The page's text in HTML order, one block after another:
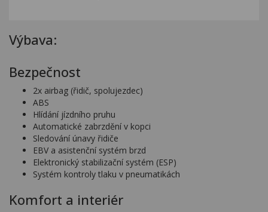
Výbava:
Bezpečnost
2x airbag (řidič, spolujezdec)
ABS
Hlídání jízdního pruhu
Automatické zabrzdění v kopci
Sledování únavy řidiče
EBV a asistenční systém brzd
Elektronický stabilizační systém (ESP)
Systém kontroly tlaku v pneumatikách
Komfort a interiér